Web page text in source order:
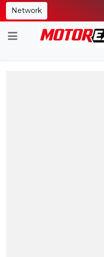
Network